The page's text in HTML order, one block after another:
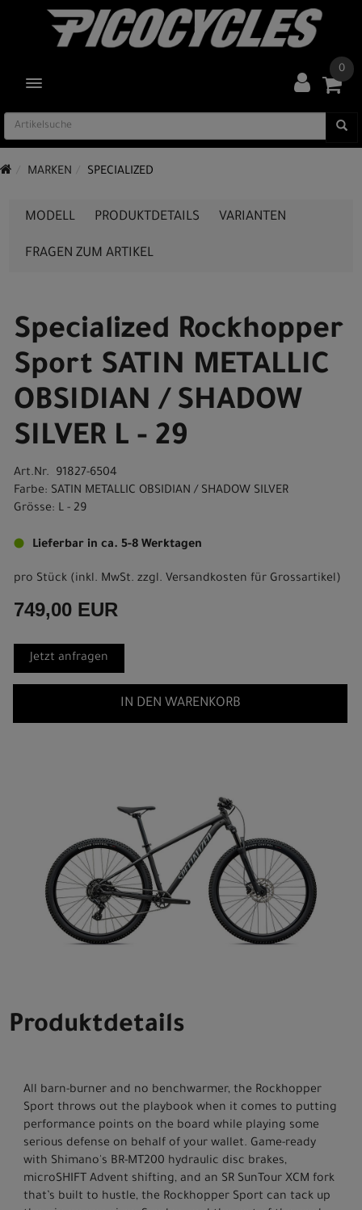
TOGGLE NAVIGATION
0
MARKEN SPECIALIZED
MODELL PRODUKTDETAILS VARIANTEN
FRAGEN ZUM ARTIKEL
Specialized Rockhopper
Sport SATIN METALLIC
OBSIDIAN / SHADOW
SILVER L - 29
Art.Nr. 91827-6504
Farbe: SATIN METALLIC OBSIDIAN / SHADOW SILVER
Grösse: L - 29
Lieferbar in ca. 5-8 Werktagen
pro Stück (inkl. MwSt. zzgl. Versandkosten für Grossartikel)
749,00 EUR
Jetzt anfragen
IN DEN WARENKORB
Produktdetails
All barn-burner and no benchwarmer, the Rockhopper
Sport throws out the playbook when it comes to putting
performance points on the board while playing some
serious defense on behalf of your wallet. Game-ready
with Shimano's BR-MT200 hydraulic disc brakes,
microSHIFT Advent shifting, and an SR SunTour XCM fork
that’s built to hustle, the Rockhopper Sport can tack up